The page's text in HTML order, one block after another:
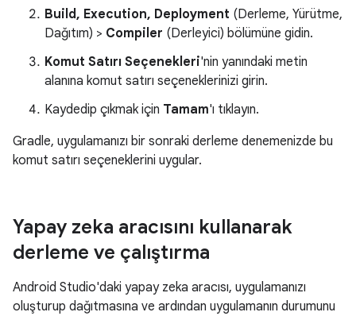
Build, Execution, Deployment (Derleme, Yürütme,
Dağıtım) > Compiler (Derleyici) bölümüne gidin.
Komut Satırı Seçenekleri'nin yanındaki metin
alanına komut satırı seçeneklerinizi girin.
Kaydedip çıkmak için Tamam'ı tıklayın.
Gradle, uygulamanızı bir sonraki derleme denemenizde bu
komut satırı seçeneklerini uygular.
Yapay zeka aracısını kullanarak
derleme ve çalıştırma
Android Studio'daki yapay zeka aracısı, uygulamanızı
oluşturup dağıtmasına ve ardından uygulamanın durumunu